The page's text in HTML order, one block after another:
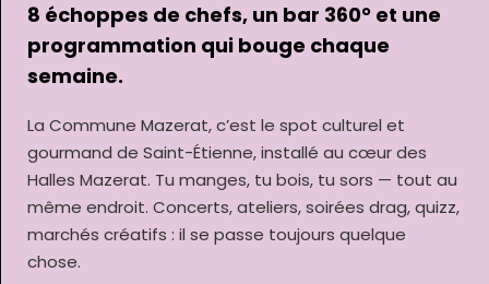
8 échoppes de chefs, un bar 360° et une
programmation qui bouge chaque
semaine.
La Commune Mazerat, c’est le spot culturel et
gourmand de Saint-Étienne, installé au cœur des
Halles Mazerat. Tu manges, tu bois, tu sors — tout au
même endroit. Concerts, ateliers, soirées drag, quizz,
marchés créatifs : il se passe toujours quelque
chose.